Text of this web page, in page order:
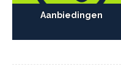
Aanbiedingen